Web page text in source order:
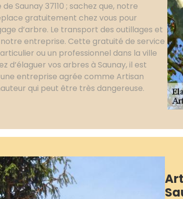
Saunay 37110 ; sachez que, notre
gratuitement chez vous pour
d’arbre. Le transport des outillages et
entreprise. Cette gratuité de service
ou un professionnel dans la ville
d’élaguer vos arbres à Saunay, il est
entreprise agrée comme Artisan
qui peut être très dangereuse.